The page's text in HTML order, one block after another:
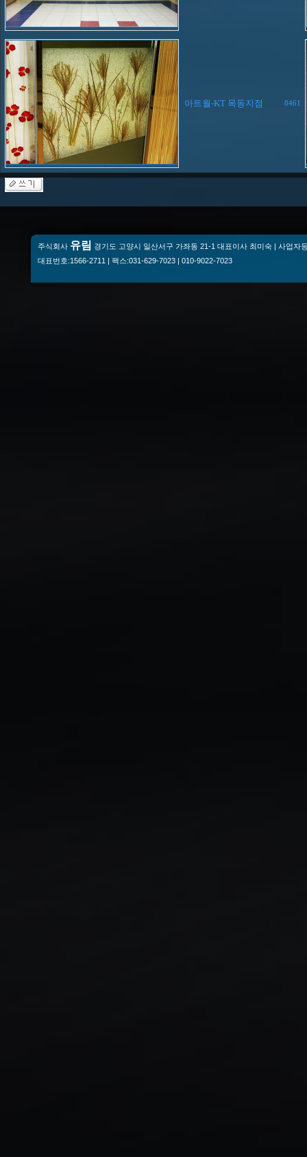
아트월-KT 목동지점 8461
주식회사 유림 경기도 고양시 일산서구 가좌동 21-1 대표이사 최미숙 | 사업자
대표번호:1566-2711 | 팩스:031-629-7023 | 010-9022-7023